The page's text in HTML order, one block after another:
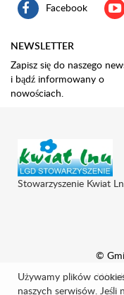
Facebook
NEWSLETTER
Zapisz się do naszego
i bądź informowany o
nowościach.
©
Stowarzyszenie Kwiat
Używamy plików
naszych serwisów. Jeśli